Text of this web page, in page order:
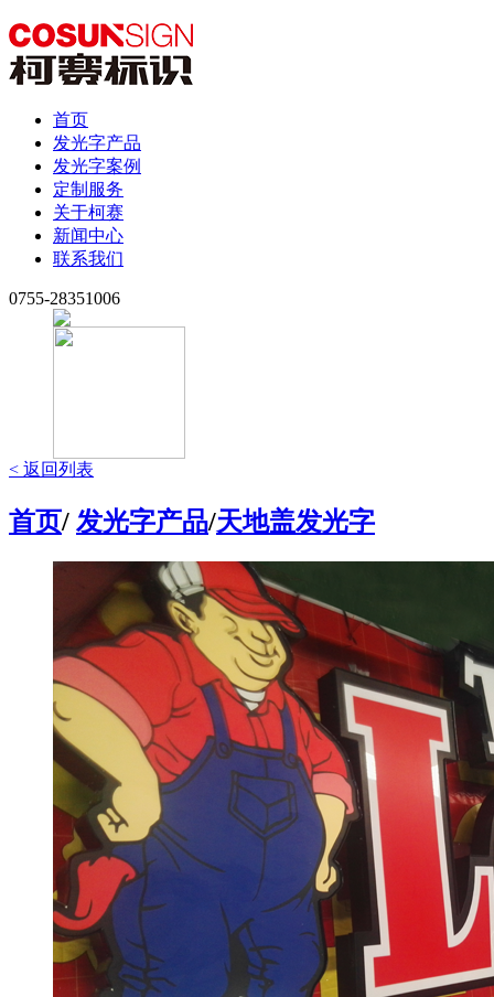
首页
发光字产品
发光字案例
定制服务
关于柯赛
新闻中心
联系我们
0755-28351006
< 返回列表
首页/ 发光字产品/天地盖发光字